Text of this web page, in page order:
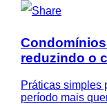
reduzindo o
Práticas simples
período mais